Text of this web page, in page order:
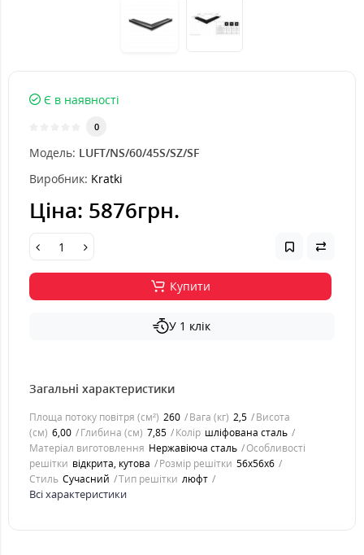
Є в наявності
0
Модель: LUFT/NS/60/45S/SZ/SF
Виробник: Kratki
Ціна: 5876грн.
Купити
У 1 клік
Загальні характеристики
Площа потоку повітря (см²) 260 Вага (кг) 2,5
Висота
(см) 6,00 Глибина (см) 7,85 Колір шліфована сталь
Матеріал виготовлення Нержавіюча сталь
Особливості
решітки відкрита, кутова Розмір решітки 56x56x6
Стиль Cучасний Тип решітки люфт
Всі характеристики